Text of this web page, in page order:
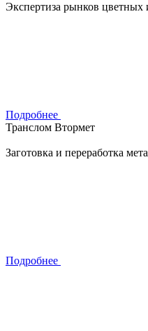
Экспертиза рынков цветных
Подробнее
Транслом Втормет
Заготовка и переработка
Подробнее